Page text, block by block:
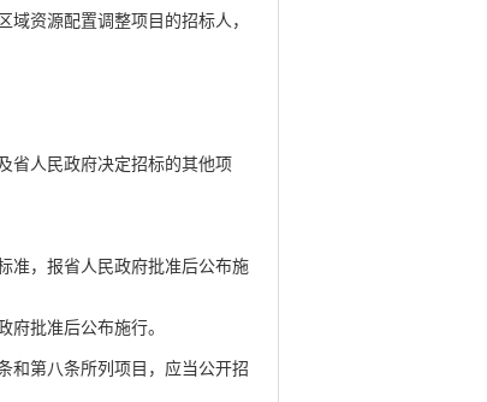
资源配置调整项目的招标人，
人民政府决定招标的其他项
，报省人民政府批准后公布施
府批准后公布施行。
第八条所列项目，应当公开招